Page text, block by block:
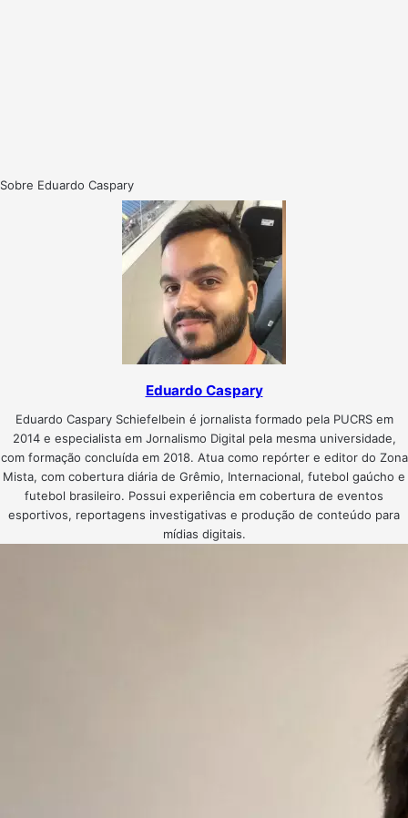
Sobre Eduardo Caspary
Eduardo Caspary
Eduardo Caspary Schiefelbein é jornalista formado pela PUCRS em
2014 e especialista em Jornalismo Digital pela mesma universidade,
com formação concluída em 2018. Atua como repórter e editor do Zona
Mista, com cobertura diária de Grêmio, Internacional, futebol gaúcho e
futebol brasileiro. Possui experiência em cobertura de eventos
esportivos, reportagens investigativas e produção de conteúdo para
mídias digitais.